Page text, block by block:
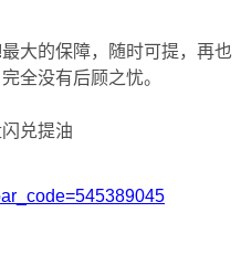
大的保障，随时可提，再也
全没有后顾之忧。
兑提油